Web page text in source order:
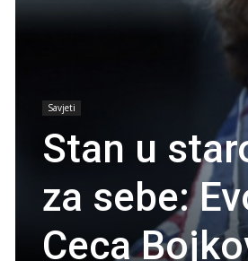
Savjeti
Stan u
za sebe:
Ceca